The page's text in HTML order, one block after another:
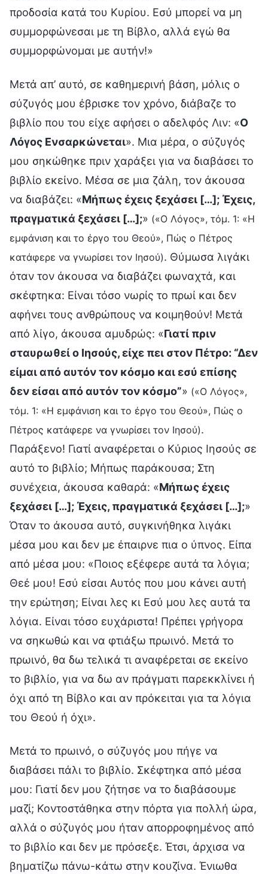
προδοσία κατά του Κυρίου. Εσύ μπορεί να μη
συμμορφώνεσαι με τη Βίβλο, αλλά εγώ θα
συμμορφώνομαι με αυτήν!»
Μετά απ’ αυτό, σε καθημερινή βάση, μόλις ο
σύζυγός μου έβρισκε τον χρόνο, διάβαζε το
βιβλίο που του είχε αφήσει ο αδελφός Λιν: «Ο
Λόγος Ενσαρκώνεται». Μια μέρα, ο σύζυγός
μου σηκώθηκε πριν χαράξει για να διαβάσει το
βιβλίο εκείνο. Μέσα σε μια ζάλη, τον άκουσα
να διαβάζει: «Μήπως έχεις ξεχάσει […]; Έχεις,
πραγματικά ξεχάσει […];» («Ο Λόγος», τόμ. 1: «Η
εμφάνιση και το έργο του Θεού», Πώς ο Πέτρος
κατάφερε να γνωρίσει τον Ιησού). Θύμωσα λιγάκι
όταν τον άκουσα να διαβάζει φωναχτά, και
σκέφτηκα: Είναι τόσο νωρίς το πρωί και δεν
αφήνει τους ανθρώπους να κοιμηθούν! Μετά
από λίγο, άκουσα αμυδρώς: «Γιατί πριν
σταυρωθεί ο Ιησούς, είχε πει στον Πέτρο: “Δεν
είμαι από αυτόν τον κόσμο και εσύ επίσης
δεν είσαι από αυτόν τον κόσμο”» («Ο Λόγος»,
τόμ. 1: «Η εμφάνιση και το έργο του Θεού», Πώς ο
Πέτρος κατάφερε να γνωρίσει τον Ιησού).
Παράξενο! Γιατί αναφέρεται ο Κύριος Ιησούς σε
αυτό το βιβλίο; Μήπως παράκουσα; Στη
συνέχεια, άκουσα καθαρά: «Μήπως έχεις
ξεχάσει […]; Έχεις, πραγματικά ξεχάσει […];»
Όταν το άκουσα αυτό, συγκινήθηκα λιγάκι
μέσα μου και δεν με έπαιρνε πια ο ύπνος. Είπα
από μέσα μου: «Ποιος εξέφερε αυτά τα λόγια;
Θεέ μου! Εσύ είσαι Αυτός που μου κάνει αυτή
την ερώτηση; Είναι λες κι Εσύ μου λες αυτά τα
λόγια. Είναι τόσο ευχάριστα! Πρέπει γρήγορα
να σηκωθώ και να φτιάξω πρωινό. Μετά το
πρωινό, θα δω τελικά τι αναφέρεται σε εκείνο
το βιβλίο, για να δω αν πράγματι παρεκκλίνει ή
όχι από τη Βίβλο και αν πρόκειται για τα λόγια
του Θεού ή όχι».
Μετά το πρωινό, ο σύζυγός μου πήγε να
διαβάσει πάλι το βιβλίο. Σκέφτηκα από μέσα
μου: Γιατί δεν μου ζήτησε να το διαβάσουμε
μαζί; Κοντοστάθηκα στην πόρτα για πολλή ώρα,
αλλά ο σύζυγός μου ήταν απορροφημένος από
το βιβλίο και δεν με πρόσεξε. Έτσι, άρχισα να
βηματίζω πάνω-κάτω στην κουζίνα. Ένιωθα